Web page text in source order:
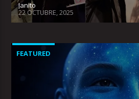
Janito
22 OCTUBRE, 2025
FEATURED